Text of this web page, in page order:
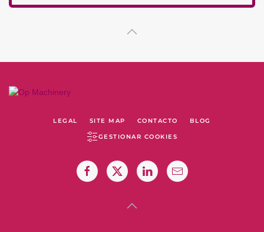
LEGAL SITE MAP CONTACTO BLOG
GESTIONAR COOKIES